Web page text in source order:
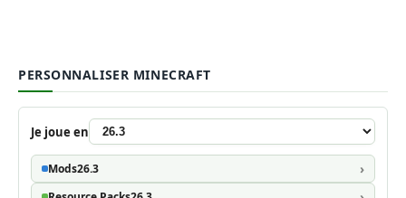
PERSONNALISER MINECRAFT
Je joue en
Mods26.3